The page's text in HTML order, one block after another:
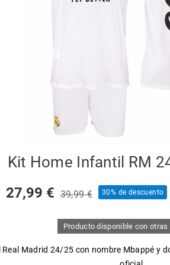
Kit Home Infantil RM
27,99 € 39,99 € 30% de descuento
Producto disponible con otras
Madrid 24/25 con nombre Mbappé y